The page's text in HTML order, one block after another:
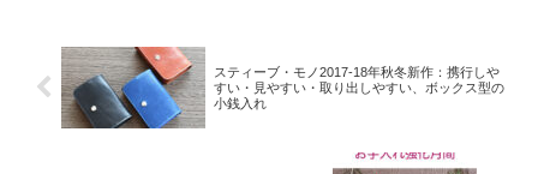
スティーブ・モノ2017-18年秋冬新作：携行しや
すい・見やすい・取り出しやすい、ボックス型の
小銭入れ